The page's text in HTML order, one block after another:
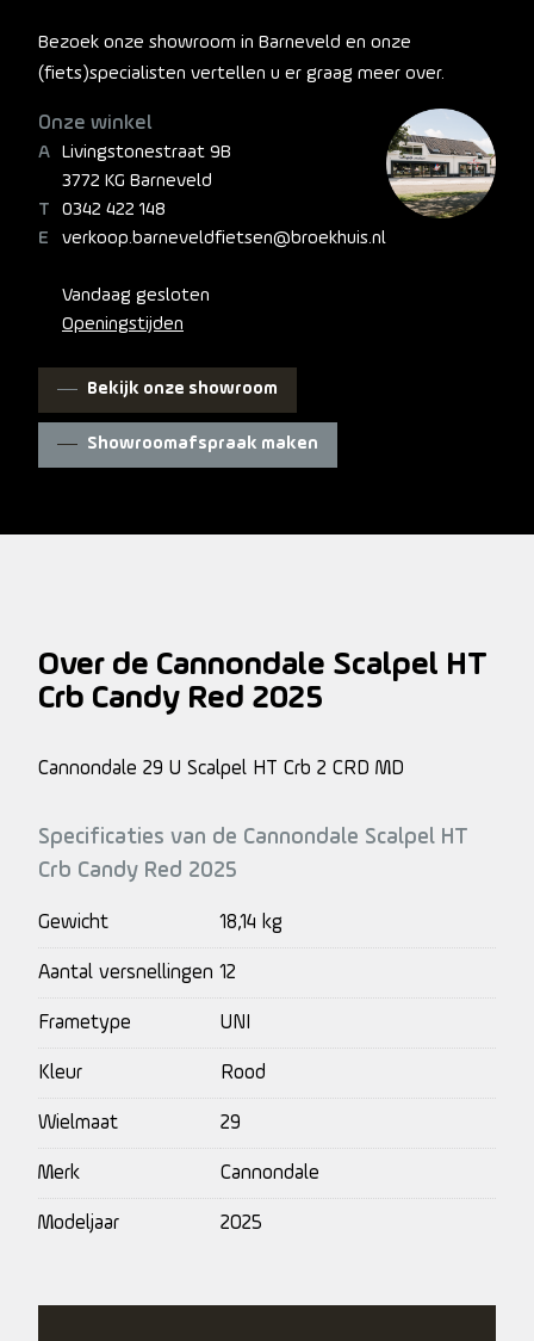
Bezoek onze showroom in Barneveld en onze
(fiets)specialisten vertellen u er graag meer over.
Onze winkel
Livingstonestraat 9B
3772 KG Barneveld
0342 422 148
verkoop.barneveldfietsen@broekhuis.nl
Vandaag gesloten
Openingstijden
Bekijk onze showroom
Showroomafspraak maken
Over de Cannondale Scalpel HT
Crb Candy Red 2025
Cannondale 29 U Scalpel HT Crb 2 CRD MD
Specificaties van de Cannondale Scalpel HT
Crb Candy Red 2025
Gewicht 18,14 kg
Aantal versnellingen 12
Frametype UNI
Kleur Rood
Wielmaat 29
Merk Cannondale
Modeljaar 2025